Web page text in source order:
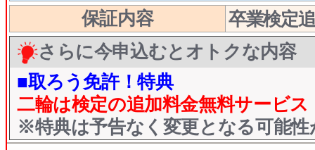
保証内容
卒業検定
さらに今申込むとオトクな内容
■取ろう免許！特典
二輪は検定の追加料金無料サービス
​※特典は予告なく変更となる可能